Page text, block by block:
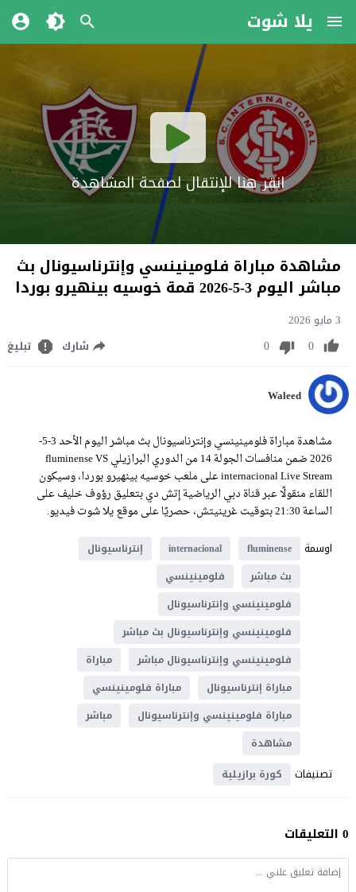
يلا شوت
انقر هنا للإنتقال لصفحة المشاهدة
مشاهدة مباراة فلومينينسي وإنترناسيونال بث
مباشر اليوم 3-5-2026 قمة خوسيه بينهيرو بوردا
3 مايو 2026
0
0 شارك تبليغ
Waleed
مشاهدة مباراة فلومينينسي وإنترناسيونال بث مباشر اليوم الأحد 3-5-
2026 ضمن منافسات الجولة 14 من الدوري البرازيلي fluminense VS
internacional Live Stream على ملعب خوسيه بينهيرو بوردا، وسيكون
اللقاء منقولًا عبر قناة دبي الرياضية إتش دي بتعليق رؤوف خليف على
الساعة 21:30 بتوقيت غرينيتش، حصريًا على موقع يلا شوت فيديو.
اوسمة
fluminense
internacional
إنترناسيونال
بث مباشر
فلومينينسي
فلومينينسي وإنترناسيونال
فلومينينسي وإنترناسيونال بث مباشر
فلومينينسي وإنترناسيونال مباشر
مباراة
مباراة إنترناسيونال
مباراة فلومينينسي
مباراة فلومينينسي وإنترناسيونال
مباشر
مشاهدة
تصنيفات كورة برازيلية
0 التعليقات